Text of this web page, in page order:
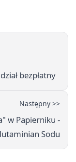
bezpłatny
Następny >>
w Papierniku -
Sodu